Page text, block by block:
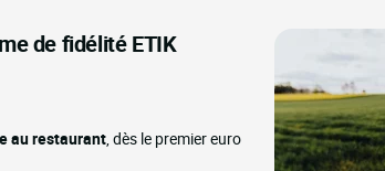
de fidélité ETIK
au restaurant , dès le premier euro